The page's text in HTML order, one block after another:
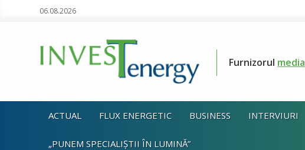
06.08.2026
Furnizorul media
ACTUAL FLUX ENERGETIC BUSINESS INTERVIURI
„PUNEM SPECIALIȘTII ÎN LUMINĂ”